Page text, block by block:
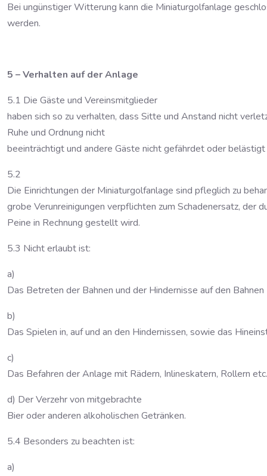
Bei ungünstiger Witterung kann die Miniaturgolfanlage
werden.
5 – Verhalten auf der Anlage
5.1 Die Gäste und Vereinsmitglieder
haben sich so zu verhalten, dass Sitte und Anstand nicht
Ruhe und Ordnung nicht
beeinträchtigt und andere Gäste nicht gefährdet oder
5.2
Die Einrichtungen der Miniaturgolfanlage sind pfleglich zu
grobe Verunreinigungen verpflichten zum Schadenersatz, der
Peine in Rechnung gestellt wird.
5.3 Nicht erlaubt ist:
a)
Das Betreten der Bahnen und der Hindernisse auf den Bahnen
b)
Das Spielen in, auf und an den Hindernissen, sowie das
c)
Das Befahren der Anlage mit Rädern, Inlineskatern, Rollern etc.
d) Der Verzehr von mitgebrachte
Bier oder anderen alkoholischen Getränken.
5.4 Besonders zu beachten ist:
a)